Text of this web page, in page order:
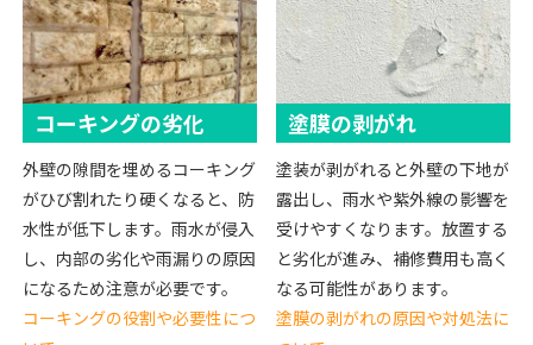
コーキングの劣化
外壁の隙間を埋めるコーキング
がひび割れたり硬くなると、防
水性が低下します。雨水が侵入
し、内部の劣化や雨漏りの原因
になるため注意が必要です。
コーキングの役割や必要性につ
塗膜の剥がれ
塗装が剥がれると外壁の下地が
露出し、雨水や紫外線の影響を
受けやすくなります。放置する
と劣化が進み、補修費用も高く
なる可能性があります。
塗膜の剥がれの原因や対処法に